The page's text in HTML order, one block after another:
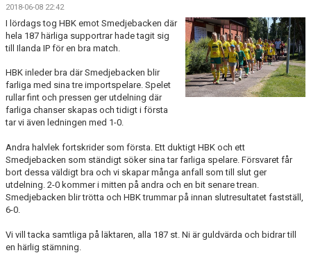
BLI MEDLEM
MATCHER
KONTAKTER & LAG
SPONSORER
FÖRENINGSDOKUMENT
2018-06-08 22:42
I lördags tog HBK emot Smedjebacken där
hela 187 härliga supportrar hade tagit sig
till Ilanda IP för en bra match.
HBK inleder bra där Smedjebacken blir
farliga med sina tre importspelare. Spelet
rullar fint och pressen ger utdelning där
farliga chanser skapas och tidigt i första
tar vi även ledningen med 1-0.
Andra halvlek fortskrider som första. Ett duktigt HBK och ett
Smedjebacken som ständigt söker sina tar farliga spelare. Försvaret får
bort dessa väldigt bra och vi skapar många anfall som till slut ger
utdelning. 2-0 kommer i mitten på andra och en bit senare trean.
Smedjebacken blir trötta och HBK trummar på innan slutresultatet fastställ,
6-0.
Vi vill tacka samtliga på läktaren, alla 187 st. Ni är guldvärda och bidrar till
en härlig stämning.